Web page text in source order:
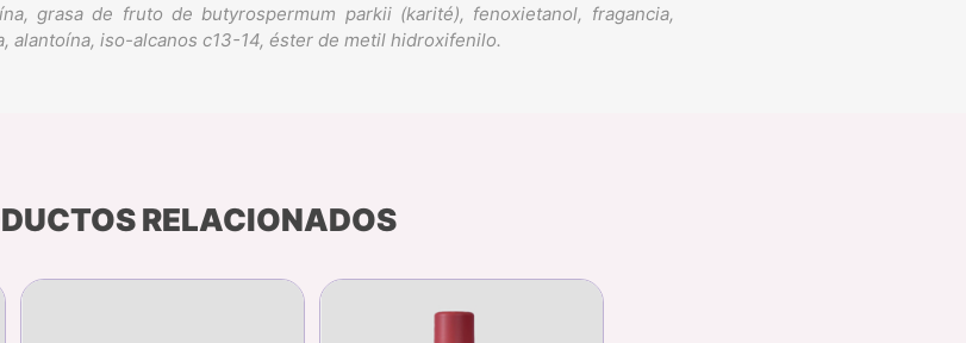
grasa de fruto de butyrospermum parkii (karité), fenoxietanol, fragancia,
alantoína, iso-alcanos c13-14, éster de metil hidroxifenilo.
RELACIONADOS